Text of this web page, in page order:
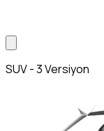
SUV - 3 Versiyon